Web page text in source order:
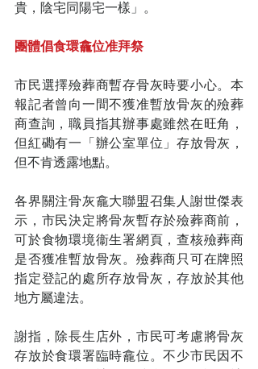
貴，陰宅同陽宅一樣」。
團體倡食環龕位准拜祭
市民選擇殮葬商暫存骨灰時要小心。本
報記者曾向一間不獲准暫放骨灰的殮葬
商查詢，職員指其辦事處雖然在旺角，
但紅磡有一「辦公室單位」存放骨灰，
但不肯透露地點。
各界關注骨灰龕大聯盟召集人謝世傑表
示，市民決定將骨灰暫存於殮葬商前，
可於食物環境衞生署網頁，查核殮葬商
是否獲准暫放骨灰。殮葬商只可在牌照
指定登記的處所存放骨灰，存放於其他
地方屬違法。
謝指，除長生店外，市民可考慮將骨灰
存放於食環署臨時龕位。不少市民因不